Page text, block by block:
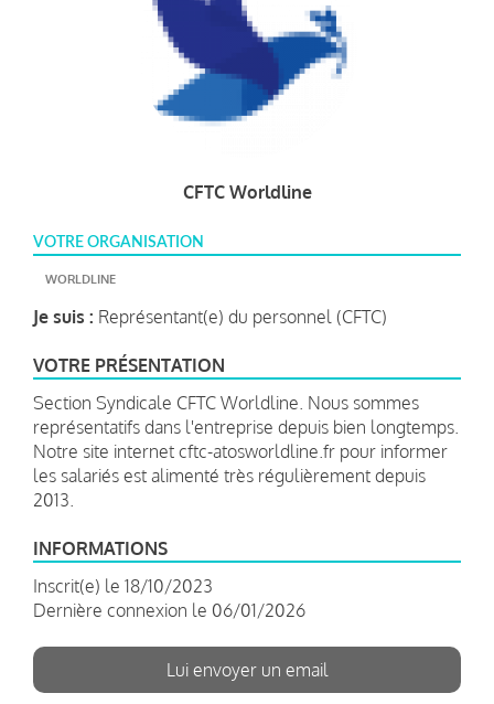
CFTC Worldline
VOTRE ORGANISATION
WORLDLINE
Je suis : Représentant(e) du personnel (CFTC)
VOTRE PRÉSENTATION
Section Syndicale CFTC Worldline. Nous sommes
représentatifs dans l'entreprise depuis bien longtemps.
Notre site internet cftc-atosworldline.fr pour informer
les salariés est alimenté très régulièrement depuis
2013.
INFORMATIONS
Inscrit(e) le 18/10/2023
Dernière connexion le 06/01/2026
Lui envoyer un email